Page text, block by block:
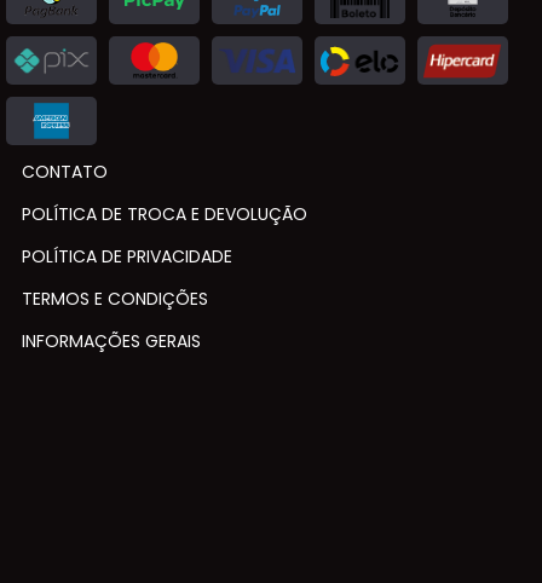
CONTATO
POLÍTICA DE TROCA E DEVOLUÇÃO
POLÍTICA DE PRIVACIDADE
TERMOS E CONDIÇÕES
INFORMAÇÕES GERAIS